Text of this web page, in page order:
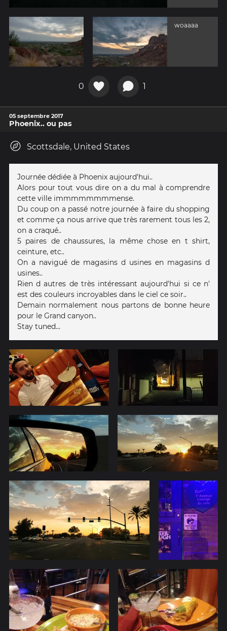
woaaaa
0 1
05 septembre 2017
Phoenix.. ou pas
Scottsdale, United States
Journée dédiée à Phoenix aujourd'hui..
Alors pour tout vous dire on a du mal à comprendre
cette ville immmmmmmmense.
Du coup on a passé notre journée à faire du shopping
et comme ça nous arrive que très rarement tous les 2,
on a craqué..
5 paires de chaussures, la même chose en t shirt,
ceinture, etc..
On a navigué de magasins d usines en magasins d
usines..
Rien d autres de très intéressant aujourd'hui si ce n'
est des couleurs incroyables dans le ciel ce soir..
Demain normalement nous partons de bonne heure
pour le Grand canyon..
Stay tuned...